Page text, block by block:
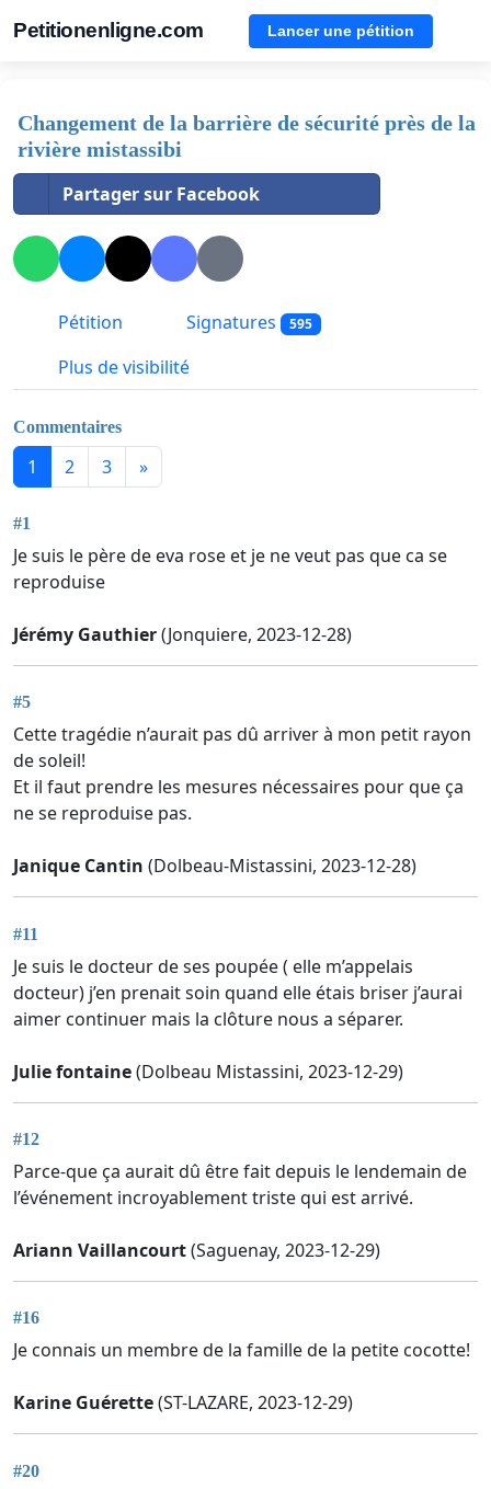
Petitionenligne.com Lancer une pétition
Changement de la barrière de sécurité près de la
rivière mistassibi
Partager sur Facebook
Pétition Signatures 595
Plus de visibilité
Commentaires
1 2 3 »
#1
Je suis le père de eva rose et je ne veut pas que ca se
reproduise
Jérémy Gauthier(Jonquiere, 2023-12-28)
#5
Cette tragédie n’aurait pas dû arriver à mon petit rayon
de soleil!
Et il faut prendre les mesures nécessaires pour que ça
ne se reproduise pas.
Janique Cantin (Dolbeau-Mistassini, 2023-12-28)
#11
Je suis le docteur de ses poupée ( elle m’appelais
docteur) j’en prenait soin quand elle étais briser j’aurai
aimer continuer mais la clôture nous a séparer.
Julie fontaine(Dolbeau Mistassini, 2023-12-29)
#12
Parce-que ça aurait dû être fait depuis le lendemain de
l’événement incroyablement triste qui est arrivé.
Ariann Vaillancourt(Saguenay, 2023-12-29)
#16
Je connais un membre de la famille de la petite cocotte!
Karine Guérette(ST-LAZARE, 2023-12-29)
#20